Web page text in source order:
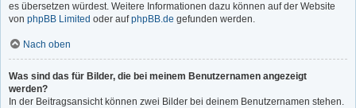
es übersetzen würdest. Weitere Informationen dazu können auf der Website
von phpBB Limited oder aufphpBB.de gefunden werden.
Nach oben
Was sind das für Bilder, die bei meinem Benutzernamen angezeigt
werden?
In der Beitragsansicht können zwei Bilder bei deinem Benutzernamen stehen.